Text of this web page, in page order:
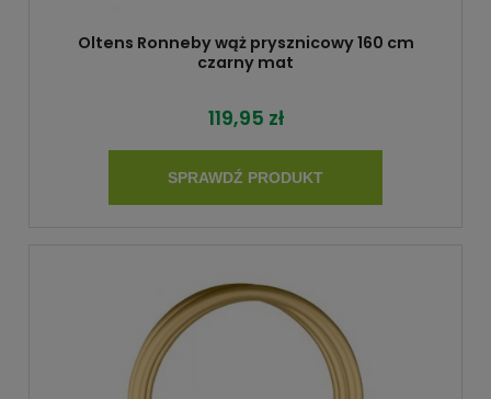
Oltens Ronneby wąż prysznicowy 160 cm
czarny mat
119,95 zł
SPRAWDŹ PRODUKT